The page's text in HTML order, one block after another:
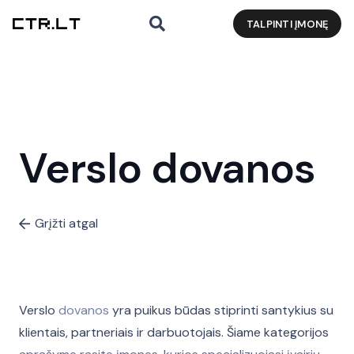
TALPINTI ĮMONĘ
Verslo dovanos
Grįžti atgal
Verslo dovanos yra puikus būdas stiprinti santykius su
klientais, partneriais ir darbuotojais. Šiame kategorijos